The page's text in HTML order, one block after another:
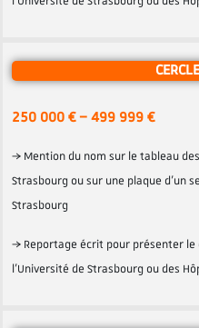
250 000 € – 499 999 €
→ Mention du nom sur le tableau
Strasbourg ou sur une plaque d’un
Strasbourg
→ Reportage écrit pour présenter le
l’Université de Strasbourg ou des